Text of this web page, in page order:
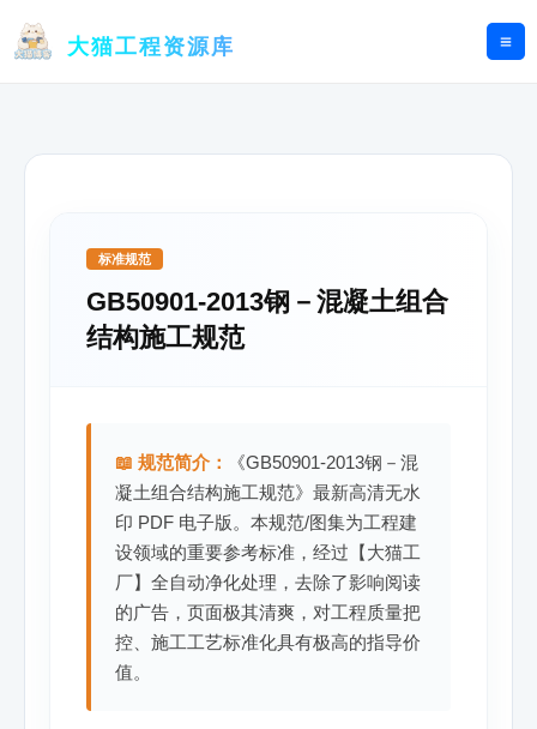
大猫工程资源库
标准规范
GB50901-2013钢－混凝土组合
结构施工规范
📖 规范简介：
《GB50901-2013钢－混
凝土组合结构施工规范》最新高清无水
印 PDF 电子版。本规范/图集为工程建
设领域的重要参考标准，经过【大猫工
厂】全自动净化处理，去除了影响阅读
的广告，页面极其清爽，对工程质量把
控、施工工艺标准化具有极高的指导价
值。